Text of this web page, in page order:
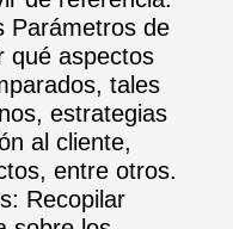
Parámetros de
qué aspectos
tales
estrategias
al cliente,
entre otros.
Recopilar